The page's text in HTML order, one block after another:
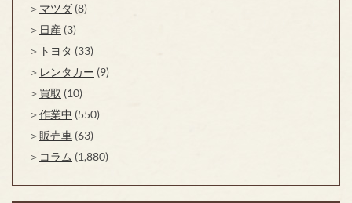
マツダ (8)
日産 (3)
トヨタ (33)
レンタカー (9)
買取 (10)
作業中 (550)
販売車 (63)
コラム (1,880)